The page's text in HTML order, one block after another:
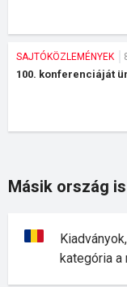
Másik ország
kategória a
SAJTÓKÖZLEMÉNYEK
100. konferenciáját